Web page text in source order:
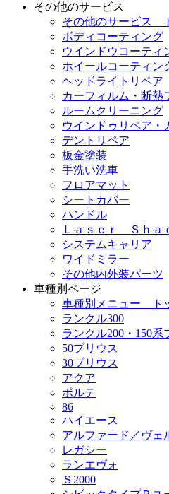
その他のサービス
その他のサービス
ボディコーティング
ウインドウコーティ
ホイールコーティン
ヘッドライトリペア
カーフィルム・断熱
ルームクリーニング
ウインドゥリペア・
デントリペア
板金塗装
手洗い洗車
フロアマット
シートカバー
ハンドル
Ｌａｓｅｒ Ｓｈａ
システムキャリア
ワイドミラー
その他内外装パーツ
車種別ページ
車種別メニュー ト
ランクル300
ランクル200・150系
50プリウス
30プリウス
アクア
ポルテ
86
ハイエース
アルファード／ヴェ
レガシー
ランエヴォ
Ｓ2000